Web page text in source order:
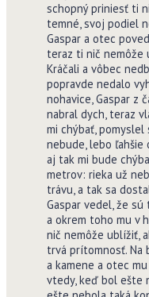
schopný priniesť ti
temné, svoj podiel
Gaspar a otec
teraz ti nič nemôže
Kráčali a vôbec
popravde nedalo
nohavice, Gaspar z
nabral dych, teraz
mi chýbať,
nebude, lebo ľahšie
aj tak mi bude
metrov: rieka už
trávu, a tak sa
Gaspar vedel, že
a okrem toho mu v
nič nemôže ublížiť,
trvá prítomnosť. Na
a kamene a otec
vtedy, keď bol ešte